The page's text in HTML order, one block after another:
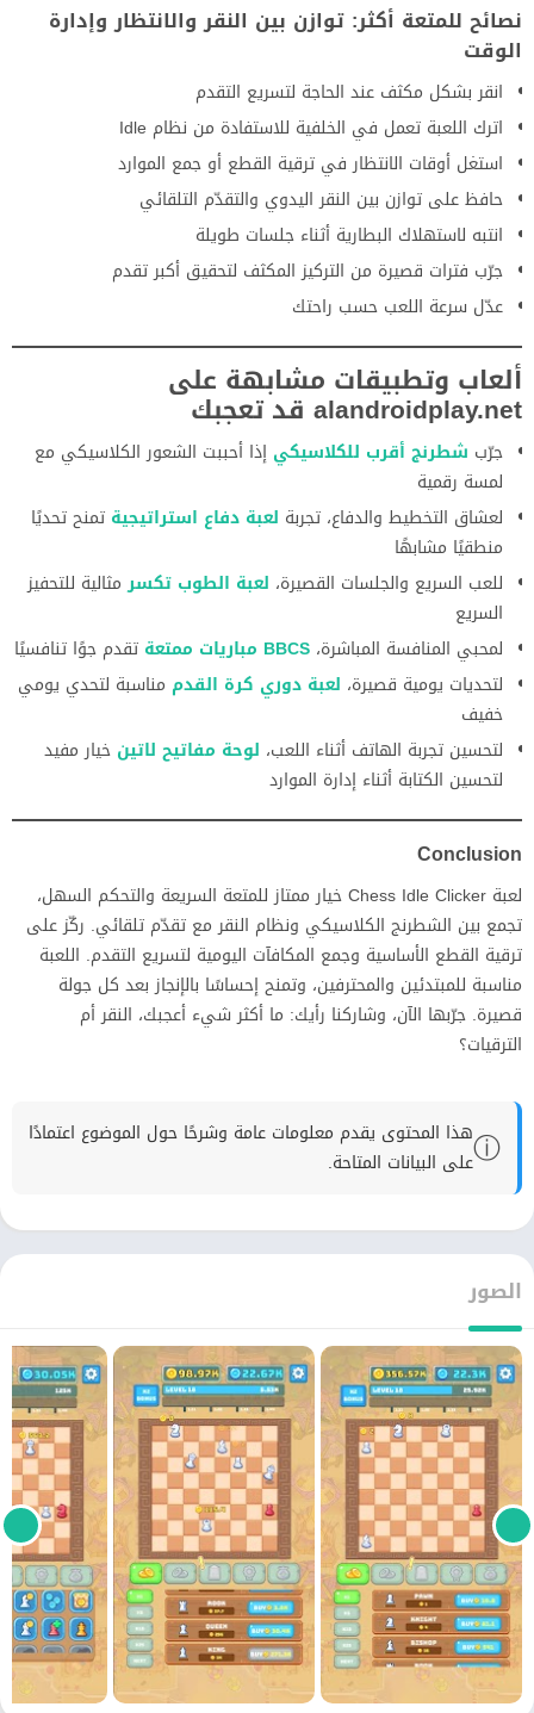
نصائح للمتعة أكثر: توازن بين النقر والانتظار وإدارة
الوقت
انقر بشكل مكثف عند الحاجة لتسريع التقدم
اترك اللعبة تعمل في الخلفية للاستفادة من نظام Idle
استغل أوقات الانتظار في ترقية القطع أو جمع الموارد
حافظ على توازن بين النقر اليدوي والتقدّم التلقائي
انتبه لاستهلاك البطارية أثناء جلسات طويلة
جرّب فترات قصيرة من التركيز المكثف لتحقيق أكبر تقدم
عدّل سرعة اللعب حسب راحتك
ألعاب وتطبيقات مشابهة على
alandroidplay.net قد تعجبك
جرّب شطرنج أقرب للكلاسيكي إذا أحببت الشعور الكلاسيكي مع
لمسة رقمية
لعشاق التخطيط والدفاع، تجربة لعبة دفاع استراتيجية تمنح تحديًا
منطقيًا مشابهًا
للعب السريع والجلسات القصيرة، لعبة الطوب تكسرمثالية للتحفيز
السريع
لمحبي المنافسة المباشرة، BBCS مباريات ممتعة
تقدم جوًا تنافسيًا
لتحديات يومية قصيرة، لعبة دوري كرة القدم مناسبة لتحدي يومي
خفيف
لتحسين تجربة الهاتف أثناء اللعب، لوحة مفاتيح لاتين خيار مفيد
لتحسين الكتابة أثناء إدارة الموارد
Conclusion
لعبة Chess Idle Clicker خيار ممتاز للمتعة السريعة والتحكم السهل،
تجمع بين الشطرنج الكلاسيكي ونظام النقر مع تقدّم تلقائي. ركّز على
ترقية القطع الأساسية وجمع المكافآت اليومية لتسريع التقدم. اللعبة
مناسبة للمبتدئين والمحترفين، وتمنح إحساسًا بالإنجاز بعد كل جولة
قصيرة. جرّبها الآن، وشاركنا رأيك: ما أكثر شيء أعجبك، النقر أم
الترقيات؟
ⓘهذا المحتوى يقدم معلومات عامة وشرحًا حول الموضوع اعتمادًا
على البيانات المتاحة.
الصور